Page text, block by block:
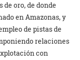
oro, de donde
en Amazonas, y
de pistas de
relaciones
con